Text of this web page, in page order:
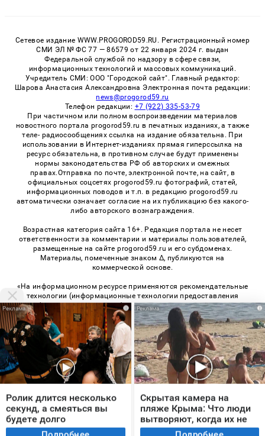
Сетевое издание WWW.PROGOROD59.RU. Регистрационный номер
СМИ ЭЛ № ФС 77 — 86579 от 22 января 2024 г. выдан
Федеральной службой по надзору в сфере связи,
информационных технологий и массовых коммуникаций.
Учредитель СМИ: ООО "Городской сайт". Главный редактор:
Шарова Анастасия Александровна Электронная почта редакции:
news@progorod59.ru
Телефон редакции: +7 (922) 335-53-79
При частичном или полном воспроизведении материалов
новостного портала progorod59.ru в печатных изданиях, а также
теле- радиосообщениях ссылка на издание обязательна. При
использовании в Интернет-изданиях прямая гиперссылка на
ресурс обязательна, в противном случае будут применены
нормы законодательства РФ об авторских и смежных
правах.Отправка по почте, электронной почте, на сайт, в
официальных соцсетях progorod59.ru фотографий, статей,
информационных поводов и т.п. в редакцию progorod59.ru
автоматически означает согласие на их публикацию без какого-
либо авторского вознаграждения.
Возрастная категория сайта 16+. Редакция портала не несет
ответственности за комментарии и материалы пользователей,
размещенные на сайте progorod59.ru и его субдоменах.
Материалы, помеченные знаком Δ, публикуются на
коммерческой основе.
«На информационном ресурсе применяются рекомендательные
технологии (информационные технологии предоставления
информации на основе сбора, систематизации и анализа
сведений, относящихся к предпочтениям пользователей сети
«Интернет», находящихся на территории Российской
Федерации)». Правила применения рекомендательных
технологий в виджетах рекламно-обменной сети«СМИ2» (PDF),
«Sparrow» (PDF)
© 2026 «Про Город Пермь» | Все права защищены
Возрастная категория сайта 16+
Политика конфиденциальности
i
Ролик длится несколько
секунд, а смеяться вы
будете долго
i
Скрытая камера на
пляже Крыма: Что люди
вытворяют, когда их не
видят...